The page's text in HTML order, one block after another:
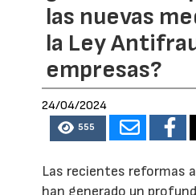
las nuevas
la Ley
empresas?
24/04/2024
555
Las recientes reformas